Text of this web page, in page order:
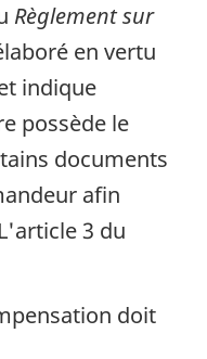
Règlement sur
en vertu
indique
possède le
documents
afin
3 du
doit